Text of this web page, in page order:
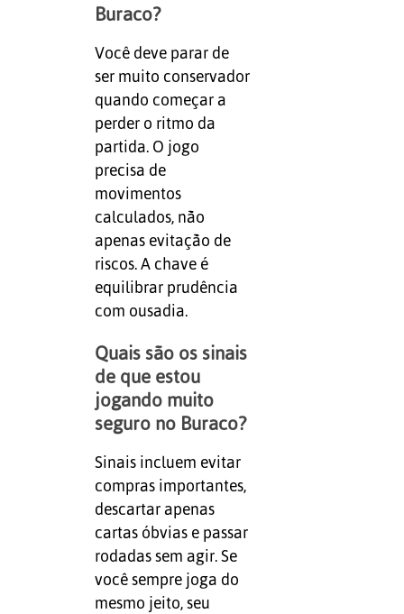
Buraco?
Você deve parar de
ser muito conservador
quando começar a
perder o ritmo da
partida. O jogo
precisa de
movimentos
calculados, não
apenas evitação de
riscos. A chave é
equilibrar prudência
com ousadia.
Quais são os sinais
de que estou
jogando muito
seguro no Buraco?
Sinais incluem evitar
compras importantes,
descartar apenas
cartas óbvias e passar
rodadas sem agir. Se
você sempre joga do
mesmo jeito, seu